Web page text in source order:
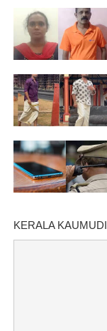
KERALA KAUMUDI